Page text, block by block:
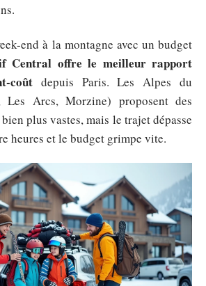
end à la montagne avec un budget
Central offre le meilleur rapport
coût depuis Paris. Les Alpes du
Les Arcs, Morzine) proposent des
plus vastes, mais le trajet dépasse
heures et le budget grimpe vite.